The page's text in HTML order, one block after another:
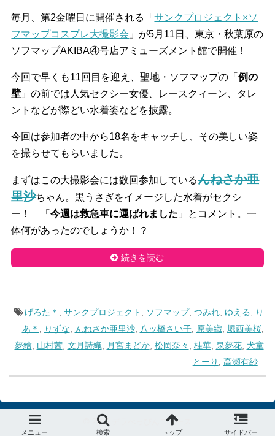
毎月、第2金曜日に開催される「サンクプロジェクト×ソ
フマップコスプレ大撮影会 」が5月11日、東京・秋葉原の
ソフマップAKIBA④号店アミューズメント館で開催！
今回で早くも11回目を迎え、聖地・ソフマップの「例の
壁 」の前では人気セクシー女優、レースクィーン、タレ
ントなどが際どい水着姿などを披露。
今回は参加者の中から18名をキャッチし、その美しい姿
を撮らせてもらいました。
まずはこの大撮影会には数回参加しているんねさか亜
里沙ちゃん。黒うさぎをイメージした水着がセクシ
ー！ 「今週は救急車に運ばれました 」とコメント。一
体何があったのでしょうか！？
続きを読む
げろた＊ サンクプロジェクト ソフマップ, つみれ, ゆえる
り
あ＊
りずな んねさか亜里沙, 八ッ橋さい子, 原美織, 堀西美桜,
夢繪, 山村茜, 文月詩織, 月宮まどか, 松岡奈々 桂華, 泉夢花, 犬童
とーり
高瀬有紗
© 2015 デラべっぴんニュース